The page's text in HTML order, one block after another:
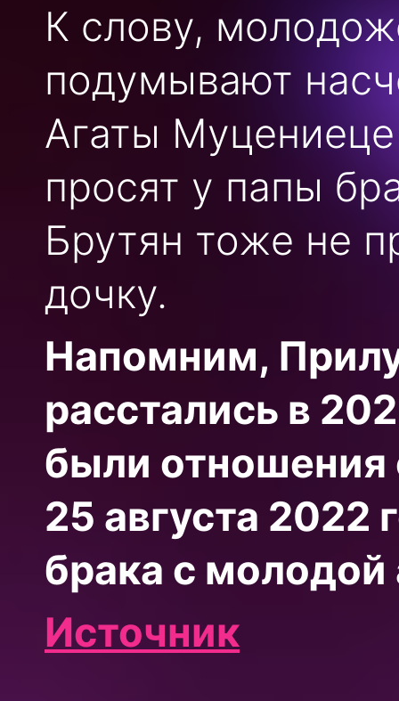
К слову,
подумывают
Агаты
просят у папы
Брутян тоже не
дочку.
Напомним,
расстались в
были отношения
25 августа 2022
брака с
Источник